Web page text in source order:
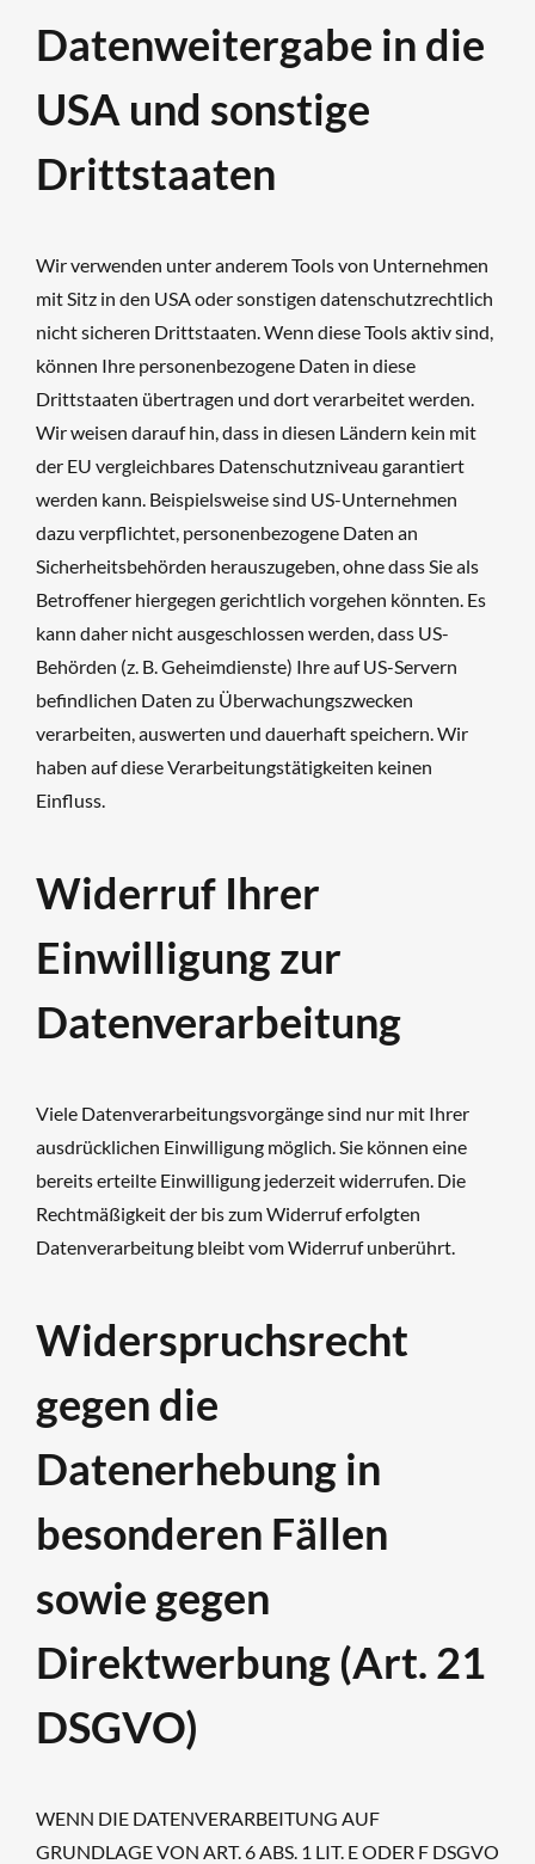
Datenweitergabe in die
USA und sonstige
Drittstaaten
Wir verwenden unter anderem Tools von Unternehmen
mit Sitz in den USA oder sonstigen datenschutzrechtlich
nicht sicheren Drittstaaten. Wenn diese Tools aktiv sind,
können Ihre personenbezogene Daten in diese
Drittstaaten übertragen und dort verarbeitet werden.
Wir weisen darauf hin, dass in diesen Ländern kein mit
der EU vergleichbares Datenschutzniveau garantiert
werden kann. Beispielsweise sind US-Unternehmen
dazu verpflichtet, personenbezogene Daten an
Sicherheitsbehörden herauszugeben, ohne dass Sie als
Betroffener hiergegen gerichtlich vorgehen könnten. Es
kann daher nicht ausgeschlossen werden, dass US-
Behörden (z. B. Geheimdienste) Ihre auf US-Servern
befindlichen Daten zu Überwachungszwecken
verarbeiten, auswerten und dauerhaft speichern. Wir
haben auf diese Verarbeitungstätigkeiten keinen
Einfluss.
Widerruf Ihrer
Einwilligung zur
Datenverarbeitung
Viele Datenverarbeitungsvorgänge sind nur mit Ihrer
ausdrücklichen Einwilligung möglich. Sie können eine
bereits erteilte Einwilligung jederzeit widerrufen. Die
Rechtmäßigkeit der bis zum Widerruf erfolgten
Datenverarbeitung bleibt vom Widerruf unberührt.
Widerspruchsrecht
gegen die
Datenerhebung in
besonderen Fällen
sowie gegen
Direktwerbung (Art. 21
DSGVO)
WENN DIE DATENVERARBEITUNG AUF
GRUNDLAGE VON ART. 6 ABS. 1 LIT. E ODER F DSGVO